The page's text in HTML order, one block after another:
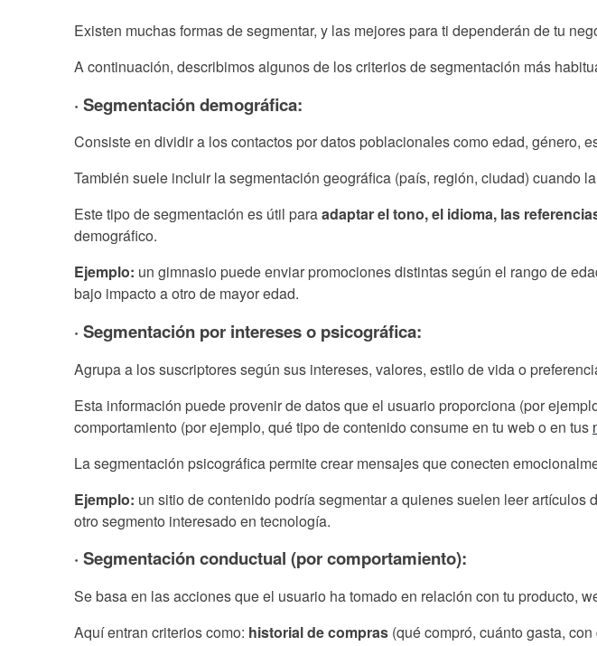
Existen muchas formas de segmentar, y las mejores para ti dependerán de tu
A continuación, describimos algunos de los criterios de segmentación más
· Segmentación demográfica:
Consiste en dividir a los contactos por datos poblacionales como edad, género,
También suele incluir la segmentación geográfica (país, región, ciudad) cuando
Este tipo de segmentación es útil paraadaptar el tono, el idioma, las
demográfico.
Ejemplo: un gimnasio puede enviar promociones distintas según el rango de
bajo impacto a otro de mayor edad.
· Segmentación por intereses o psicográfica:
Agrupa a los suscriptores según sus intereses, valores, estilo de vida o
Esta información puede provenir de datos que el usuario proporciona (por
comportamiento (por ejemplo, qué tipo de contenido consume en tu web o en tus
La segmentación psicográfica permite crear mensajes que conecten
Ejemplo: un sitio de contenido podría segmentar a quienes suelen leer
otro segmento interesado en tecnología.
· Segmentación conductual (por comportamiento):
Se basa en las acciones que el usuario ha tomado en relación con tu producto,
Aquí entran criterios como: historial de compras (qué compró, cuánto gasta,